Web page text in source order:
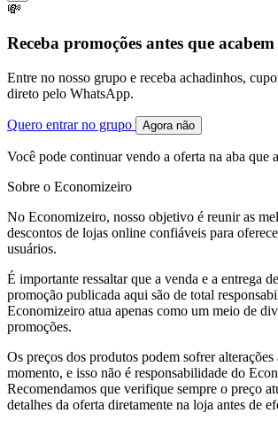
💸
Receba promoções antes que acabem
Entre no nosso grupo e receba achadinhos,
direto pelo WhatsApp.
Quero entrar no grupo Agora não
Você pode continuar vendo a oferta na aba que
Sobre o Economizeiro
No Economizeiro, nosso objetivo é reunir as
descontos de lojas online confiáveis para
usuários.
É importante ressaltar que a venda e a entrega
promoção publicada aqui são de total
Economizeiro atua apenas como um meio de
promoções.
Os preços dos produtos podem sofrer alterações
momento, e isso não é responsabilidade do
Recomendamos que verifique sempre o preço
detalhes da oferta diretamente na loja antes de